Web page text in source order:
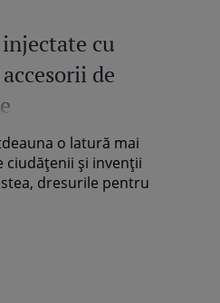
cu
de
o latură mai
ciudăţenii şi invenţii
dresurile pentru